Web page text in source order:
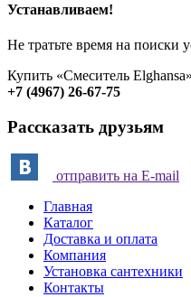
Устанавливаем!
Не тратьте время на поиски
Купить «Смеситель
+7 (4967) 26-67-75
Рассказать друзьям
отправить на E-mail
Главная
Каталог
Доставка и оплата
Компания
Установка сантехники
Контакты